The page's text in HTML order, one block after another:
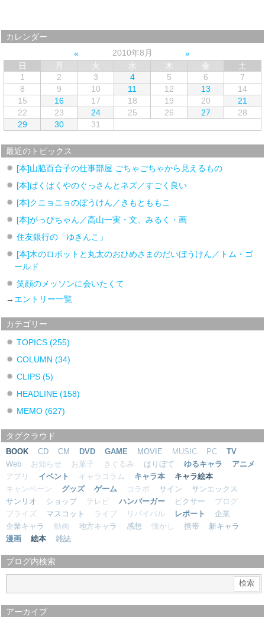
カレンダー
2010年8月
日
月 火 水 木 金
土
1
2 3 4 5 6
7
8
9 10 11 12 13
14
15
16 17 18 19 20
21
22
23 24 25 26 27
28
29
30 31
最近のトピックス
[本]山脇百合子の仕事部屋 ごちゃごちゃから見えるもの
[本]ぱくぱくやのぐっさんとネズ／すごく良い
[本]クニョニョのぼうけん／きもとももこ
[本]がっぴちゃん／高山一実・文、みるく・画
住友銀行の「ゆきんこ」
[本]木のロボットと丸太のおひめさまのだいぼうけん／トム・ゴ
ールド
笑顔のメッソンに会いたくて
→ エントリー一覧
カテゴリー
TOPICS(255)
COLUMN(34)
CLIPS(5)
HEADLINE(158)
MEMO(627)
タグクラウド
BOOK CD CM DVD GAME MOVIE MUSIC PC
TV
Web
お知らせ お菓子 きぐるみ はりぼて ゆるキャラ
アニメ
アプリ
イベント キャラコラム キャラ本
キャラ絵本
キャンペーン
グッズ ゲーム コラボ サイン
サンエックス
サンリオ
ショップ テレビ ハンバーガー ピクサー
ブログ
プライズ
マスコット ライブ リバイバル レポート
企業
企業キャラ
動画 地方キャラ 感想 懐かし 携帯
新キャラ
漫画
絵本 雑誌
ブログ内検索
アーカイブ